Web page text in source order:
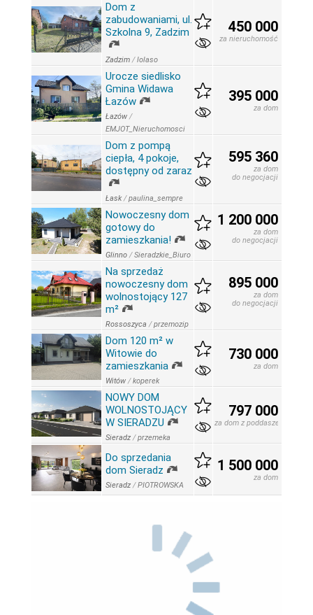
Dom z
zabudowaniami, ul.
Szkolna 9, Zadzim
Zadzim /lolaso
450 000
za nieruchomość
Urocze siedlisko
Gmina Widawa
Łazów
Łazów /
EMJOT_Nieruchomosci
395 000
za dom
Dom z pompą
ciepła, 4 pokoje,
dostępny od zaraz
Łask/paulina_sempre
595 360
za dom
do negocjacji
Nowoczesny dom
gotowy do
zamieszkania!
Glinno /Sieradzkie_Biuro
1 200 000
za dom
do negocjacji
Na sprzedaż
nowoczesny dom
wolnostojący 127
m²
Rossoszyca /przemozip
895 000
za dom
do negocjacji
Dom 120 m² w
Witowie do
zamieszkania
Witów /koperek
730 000
za dom
NOWY DOM
WOLNOSTOJĄCY
W SIERADZU
Sieradz /przemeka
797 000
za dom z poddaszem
Do sprzedania
dom Sieradz
Sieradz /PIOTROWSKA
1 500 000
za dom